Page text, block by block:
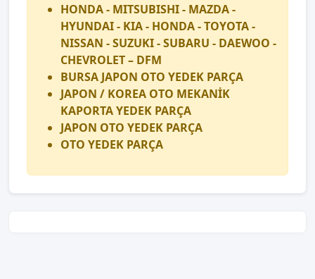
HONDA - MITSUBISHI - MAZDA -
HYUNDAI - KIA - HONDA - TOYOTA -
NISSAN - SUZUKI - SUBARU - DAEWOO -
CHEVROLET – DFM
BURSA JAPON OTO YEDEK PARÇA
JAPON / KOREA OTO MEKANİK
KAPORTA YEDEK PARÇA
JAPON OTO YEDEK PARÇA
OTO YEDEK PARÇA